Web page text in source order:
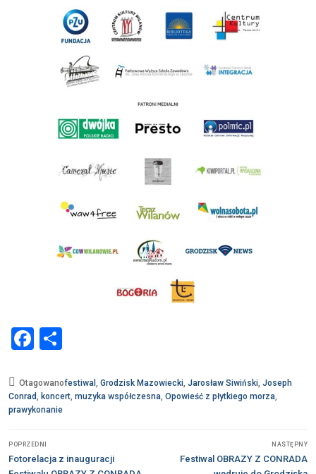
Facebook
Otagowanofestiwal , Grodzisk Mazowiecki, Jarosław Siwiński, Joseph
Conrad, koncert, muzyka współczesna, Opowieść z płytkiego morza,
prawykonanie
wpisu
POPRZEDNI
Poprzedni
wpis:
Fotorelacja z inauguracji
NASTĘPNY
Następny
Festiwal OBRAZY Z CONRADA